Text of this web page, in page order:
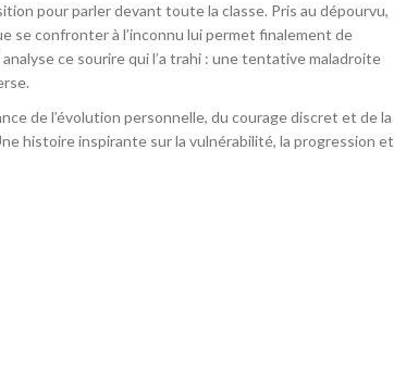
pour parler devant toute la classe. Pris au dépourvu,
se confronter à l’inconnu lui permet finalement de
ce sourire qui l’a trahi : une tentative maladroite
de l’évolution personnelle, du courage discret et de la
histoire inspirante sur la vulnérabilité, la progression et